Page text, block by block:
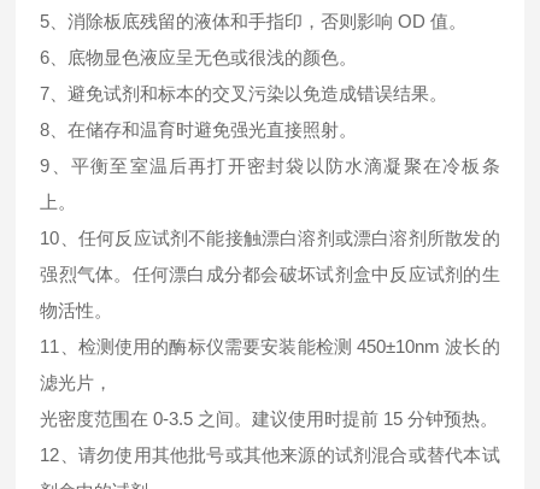
5、消除板底残留的液体和手指印，否则影响 OD 值。
6、底物显色液应呈无色或很浅的颜色。
7、避免试剂和标本的交叉污染以免造成错误结果。
8、在储存和温育时避免强光直接照射。
9、平衡至室温后再打开密封袋以防水滴凝聚在冷板条
上。
10、任何反应试剂不能接触漂白溶剂或漂白溶剂所散发的
强烈气体。任何漂白成分都会破坏试剂盒中反应试剂的生
物活性。
11、检测使用的酶标仪需要安装能检测 450±10nm 波长的
滤光片，
光密度范围在 0-3.5 之间。建议使用时提前 15 分钟预热。
12、请勿使用其他批号或其他来源的试剂混合或替代本试